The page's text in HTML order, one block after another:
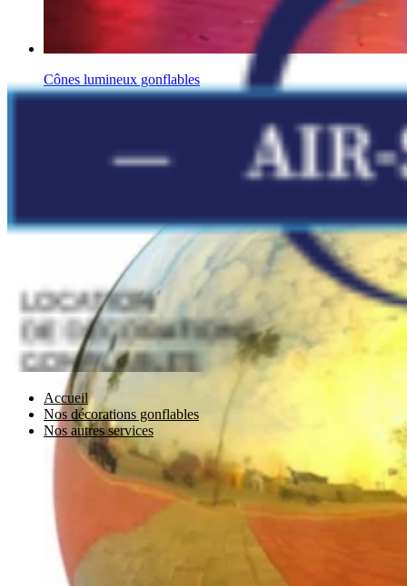
Cônes lumineux gonflables
Accueil
Nos décorations gonflables
Nos autres services